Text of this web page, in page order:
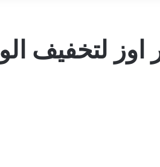
اوز لتخفيف